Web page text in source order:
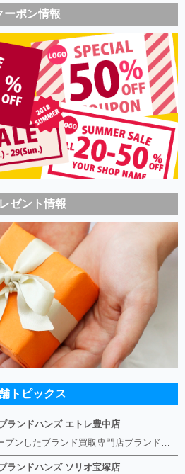
ーポン情報
ゼント情報
トピックス
ランドハンズ エトレ豊中店
2026年7月21日にオープンしたブランド買取専門店ブランドハンズ エトレ豊中店です。 阪急豊中駅直結のショッピングモール エトレとよなかの１階に店舗がございます。 金・貴金属、ブランド品、時計、宝石などその他ブランド食器や美容機器、ブランド香水や化粧品などの取り扱いもございます。 熟練の鑑定士が親切・丁寧に接客、査定をさせていただきます。 査定だけでもOK。お気軽にご来店下さいませ！
ランドハンズ ソリオ宝塚店